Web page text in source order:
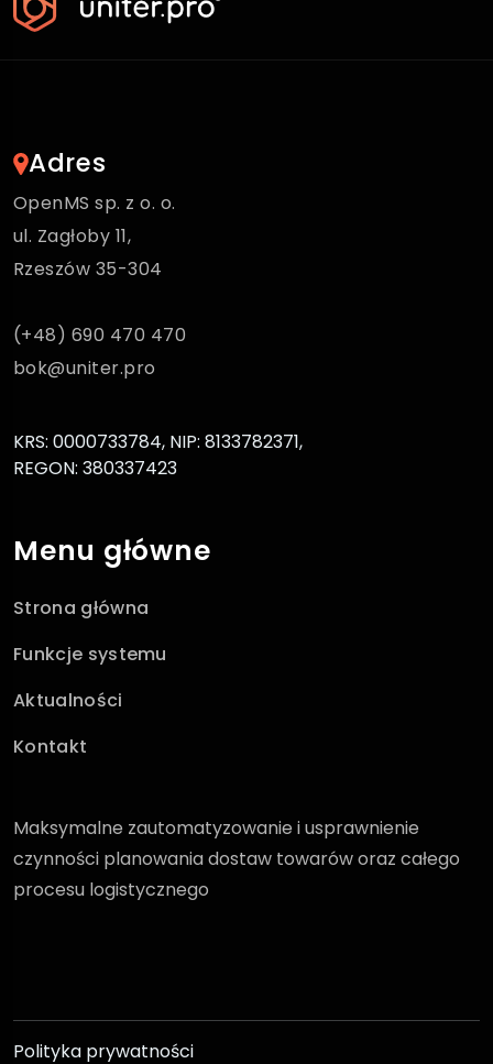
Adres
OpenMS sp. z o. o.
ul. Zagłoby 11,
Rzeszów 35-304
(+48) 690 470 470
bok@uniter.pro
KRS: 0000733784, NIP: 8133782371,
REGON: 380337423
Menu główne
Strona główna
Funkcje systemu
Aktualności
Kontakt
Maksymalne zautomatyzowanie i usprawnienie
czynności planowania dostaw towarów oraz całego
procesu logistycznego
Polityka prywatności